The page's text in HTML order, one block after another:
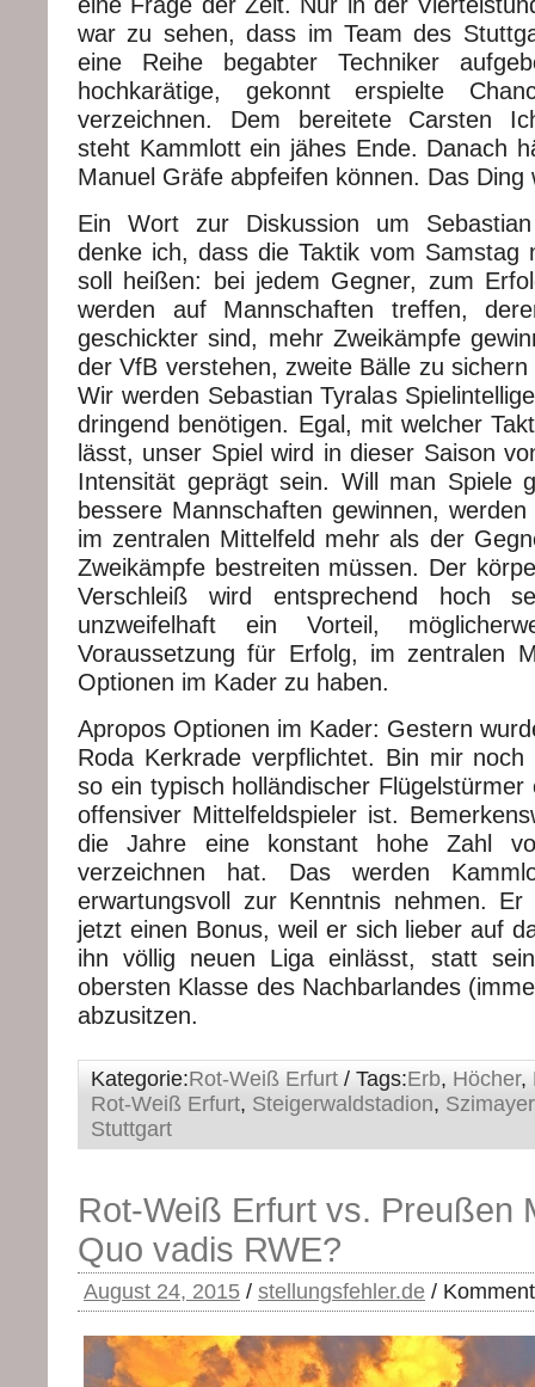
war zu sehen, dass im Team des
eine Reihe begabter Techniker
hochkarätige, gekonnt erspielte
verzeichnen. Dem bereitete Carsten
steht Kammlott ein jähes Ende. Danach
Manuel Gräfe abpfeifen können. Das Ding
Ein Wort zur Diskussion um
denke ich, dass die Taktik vom Samstag
soll heißen: bei jedem Gegner, zum
werden auf Mannschaften treffen,
geschickter sind, mehr Zweikämpfe
der VfB verstehen, zweite Bälle zu
Wir werden Sebastian Tyralas
dringend benötigen. Egal, mit welcher
lässt, unser Spiel wird in dieser Saison
Intensität geprägt sein. Will man Spiele
bessere Mannschaften gewinnen,
im zentralen Mittelfeld mehr als der
Zweikämpfe bestreiten müssen. Der
Verschleiß wird entsprechend hoch
unzweifelhaft ein Vorteil,
Voraussetzung für Erfolg, im zentralen
Optionen im Kader zu haben.
Apropos Optionen im Kader: Gestern
Roda Kerkrade verpflichtet. Bin mir
so ein typisch holländischer
offensiver Mittelfeldspieler ist.
die Jahre eine konstant hohe Zahl
verzeichnen hat. Das werden
erwartungsvoll zur Kenntnis nehmen.
jetzt einen Bonus, weil er sich lieber auf
ihn völlig neuen Liga einlässt, statt
obersten Klasse des Nachbarlandes
abzusitzen.
Kategorie:Rot-Weiß Erfurt / Tags:Erb, Höcher,
Rot-Weiß Erfurt, Steigerwaldstadion, Szimayer
Stuttgart
Rot-Weiß Erfurt vs. Preußen
Quo vadis RWE?
August 24, 2015 / stellungsfehler.de /